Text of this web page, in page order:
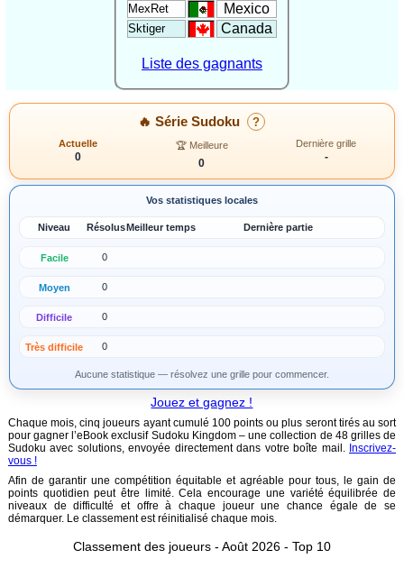
MexRet Mexico
Sktiger Canada
Liste des gagnants
🔥 Série Sudoku ?
Actuelle
0
🏆 Meilleure
0
Dernière grille
-
Vos statistiques locales
Niveau Résolus Meilleur temps Dernière partie
Facile 0
Moyen 0
Difficile 0
Très difficile 0
Aucune statistique — résolvez une grille pour commencer.
Jouez et gagnez !
Chaque mois, cinq joueurs ayant cumulé 100 points ou plus seront tirés au sort
pour gagner l’eBook exclusif Sudoku Kingdom – une collection de 48 grilles de
Sudoku avec solutions, envoyée directement dans votre boîte mail. Inscrivez-
vous !
Afin de garantir une compétition équitable et agréable pour tous, le gain de
points quotidien peut être limité. Cela encourage une variété équilibrée de
niveaux de difficulté et offre à chaque joueur une chance égale de se
démarquer. Le classement est réinitialisé chaque mois.
Classement des joueurs - Août 2026 - Top 10